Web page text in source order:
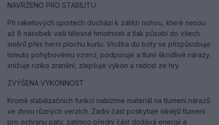
NAVRŽENO PRO STABILITU
Při raketových sportech dochází k zátěži nohou, které nesou
až 8 násobek vaší tělesné hmotnosti a tlak působí do všech
směrů přes herní plochu kurtu. Vložka do boty se přizpůsobuje
tomuto pohybovému vzorci, podporuje a tlumí škodlivé nárazy,
snižuje riziko zranění, zlepšuje výkon a radost ze hry.
ZVÝŠENÁ VÝKONNOST
Kromě stabilizačních funkcí nabízíme materiál na tlumení nárazů
ve dvou různých verzích. Zadní část poskytuje silnější tlumení
pro ochranu paty, zatímco přední část dodává energii a